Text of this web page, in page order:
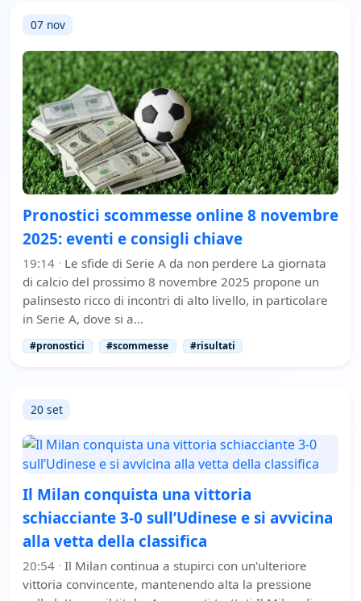
07 nov
Pronostici scommesse online 8 novembre
2025: eventi e consigli chiave
19:14 · Le sfide di Serie A da non perdere La giornata
di calcio del prossimo 8 novembre 2025 propone un
palinsesto ricco di incontri di alto livello, in particolare
in Serie A, dove si a…
#pronostici #scommesse #risultati
20 set
Il Milan conquista una vittoria
schiacciante 3-0 sull’Udinese e si avvicina
alla vetta della classifica
20:54 · Il Milan continua a stupirci con un'ulteriore
vittoria convincente, mantenendo alta la pressione